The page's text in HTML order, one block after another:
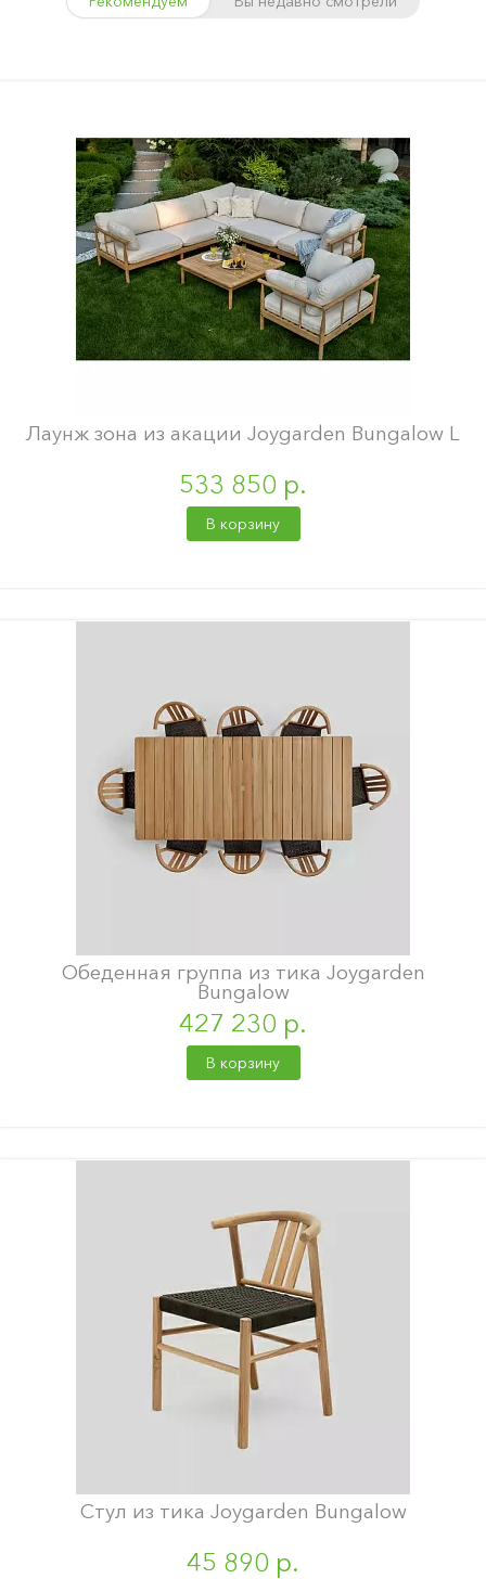
Лаунж зона из акации Joygarden Bungalow L
533 850 р.
В корзину
Обеденная группа из тика Joygarden
Bungalow
427 230 р.
В корзину
Стул из тика Joygarden Bungalow
45 890 р.